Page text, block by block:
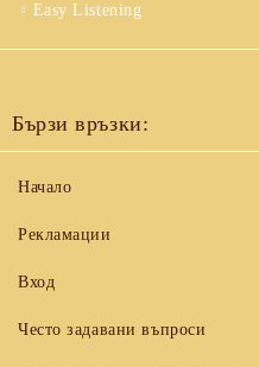
Easy Listening
Бързи връзки:
Начало
Рекламации
Вход
Често задавани въпроси